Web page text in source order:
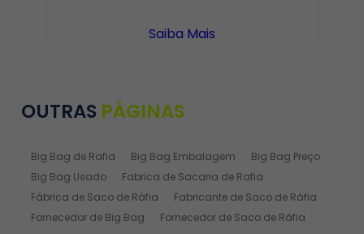
Saiba Mais
OUTRAS PÁGINAS
Big Bag de Rafia Big Bag Embalagem
Big Bag Preço
Big Bag Usado
Fabrica de Sacaria de Rafia
Fábrica de Saco de Ráfia
Fabricante de Saco de Ráfia
Fornecedor de Big Bag
Fornecedor de Saco de Ráfia